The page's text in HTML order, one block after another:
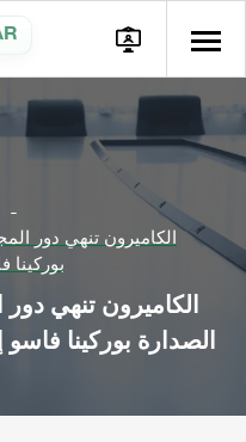
الكاميرون تنهي دور
بوركينا
الكاميرون تنهي
الصدارة بوركينا